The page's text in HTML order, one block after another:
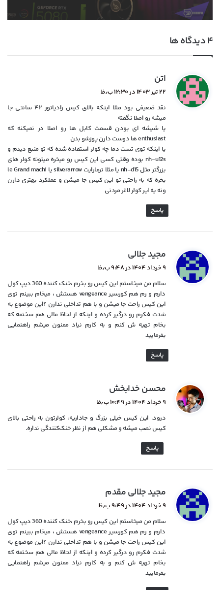
‫۴ دیدگاه ها
اتن
:
۲۲ تیر ۱۴۰۳ در ۱۲:۳۰ ب٫ظ
نقد ضعیفی بود مثلا اینکه بالای کیس رادیاتور ۴۲ سانتی جا
میشه رو اصلا نگفته
یا شیشه ای بودن قسمت کابل ها رو اصلا در نمیکنه که
enthusiast ها دوست دارن پوزشو بدن
یا اینکه توی تست دما چه کولر استفاده شده که تو منبع دیدم و
nh-u12s بوده وقتی کسی این کیس رو میخره میتونه کولر های
بزرگتر مثل nh-d15 یا مثلا ترمارایت silverarrow یا le Grand machi
بخره که به راحتی تو این کیس جا میشن و عملکرد بهتری دارن
ونه یه ایر کولر لاغر مردنی
پاسخ
مجید جلالی
:
۹ خرداد ۱۴۰۴ در ۹:۴۸ ب٫ظ
سلام من میخاستم این کیس رو بخرم ،خنک کننده 360 دیپ کول
دارم و رم هم کورسیر vengeance هستش ، میخام ببینم توی
این کیس راحت جا میشن و با هم تداخلی ندارن ؟این موضوع به
شدت فکرم رو درگیر کرده و اینکه از لحاظ مالی هم سختمه که
بخام تهیه ش کنم و به کارم نیاد ممنون میشم راهنمایی
بفرمایید
پاسخ
محسن خدابخش
۹ خرداد ۱۴۰۴ در ۱۰:۴۹ ب٫ظ
درود. این کیس خیلی بزرگ و جاداریه، کولرتون به راحتی بالای
کیس نصب میشه و مشکلی هم از نظر خنک‌کنندگی نداره.
پاسخ
مجید جلالی مقدم
:
۹ خرداد ۱۴۰۴ در ۹:۴۹ ب٫ظ
سلام من میخاستم این کیس رو بخرم ،خنک کننده 360 دیپ کول
دارم و رم هم کورسیر vengeance هستش ، میخام ببینم توی
این کیس راحت جا میشن و با هم تداخلی ندارن ؟این موضوع به
شدت فکرم رو درگیر کرده و اینکه از لحاظ مالی هم سختمه که
بخام تهیه ش کنم و به کارم نیاد ممنون میشم راهنمایی
بفرمایید